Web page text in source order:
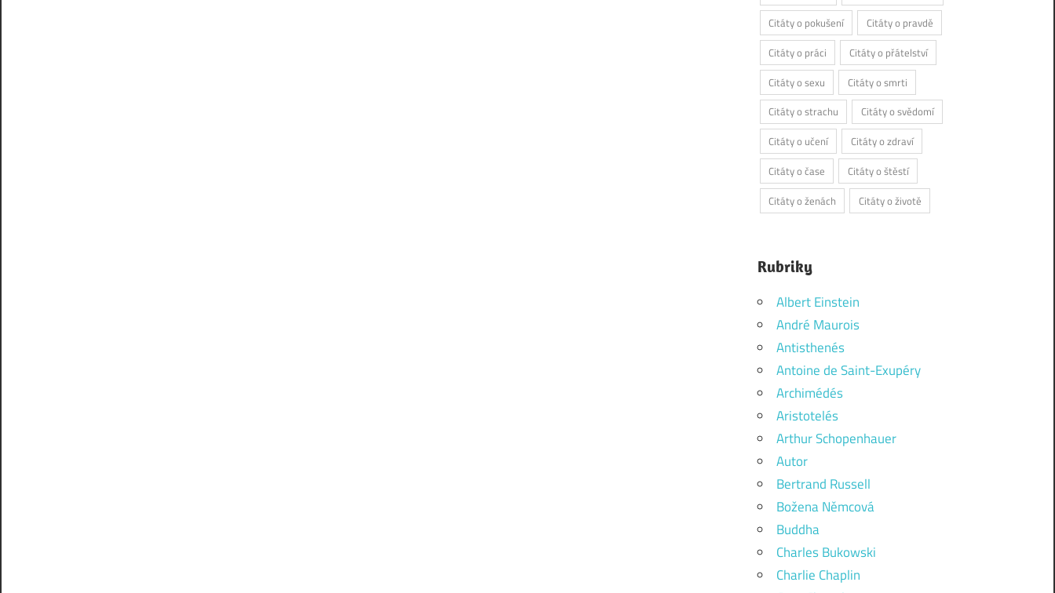
Citáty o pokušení
Citáty o pravdě
Citáty o práci
Citáty o přátelství
Citáty o sexu
Citáty o smrti
Citáty o strachu
Citáty o svědomí
Citáty o učení
Citáty o zdraví
Citáty o čase
Citáty o štěstí
Citáty o ženách
Citáty o životě
Rubriky
Albert Einstein
André Maurois
Antisthenés
Antoine de Saint-Exupéry
Archimédés
Aristotelés
Arthur Schopenhauer
Autor
Bertrand Russell
Božena Němcová
Buddha
Charles Bukowski
Charlie Chaplin